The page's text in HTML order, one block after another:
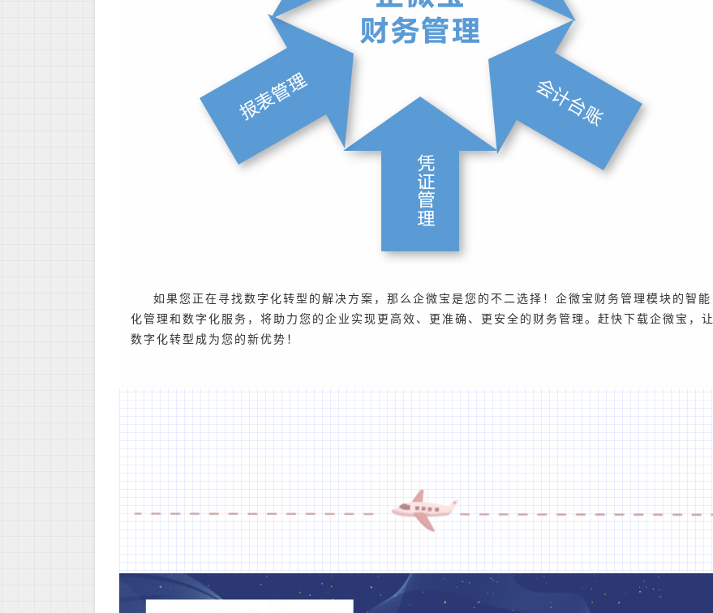
如果您正在寻找数字化转型的解决方案，那么企微宝是您的不二选择！企微宝财务管理模块的智能
化管理和数字化服务，将助力您的企业实现更高效、更准确、更安全的财务管理。赶快下载企微宝，让
数字化转型成为您的新优势！